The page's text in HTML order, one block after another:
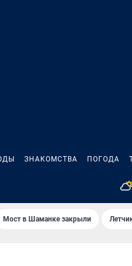
ЗНАКОМСТВА ПОГОДА
Мост в Шаманке закрыли